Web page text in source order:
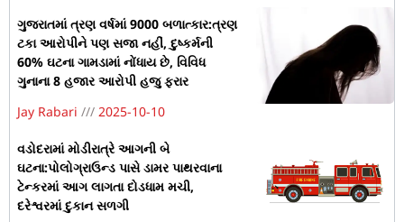
ગુજરાતમાં ત્રણ વર્ષમાં 9000 બળાત્કાર:ત્રણ
ટકા આરોપીને પણ સજા નહીં, દુષ્કર્મની
60% ઘટના ગામડામાં નોંધાય છે, વિવિધ
ગુનાના 8 હજાર આરોપી હજુ ફરાર
Jay Rabari
2025-10-10
વડોદરામાં મોડીરાત્રે આગની બે
ઘટના:પોલોગ્રાઉન્ડ પાસે ડામર પાથરવાના
ટેન્કરમાં આગ લાગતા દોડધામ મચી,
દરેશ્વરમાં દુકાન સળગી